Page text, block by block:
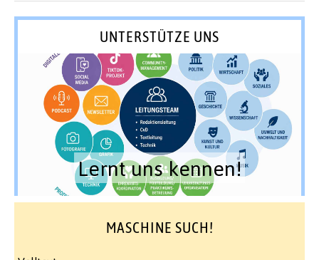
UNTERSTÜTZE UNS
Lernt uns kennen!
MASCHINE SUCH!